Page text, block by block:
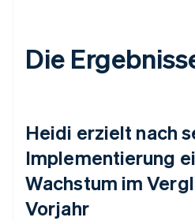
Die
Heidi erzielt nach
Implementierung
Wachstum im
Vorjahr